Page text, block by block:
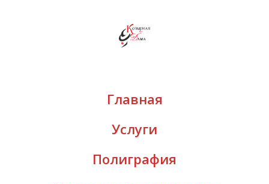
Главная
Услуги
Полиграфия